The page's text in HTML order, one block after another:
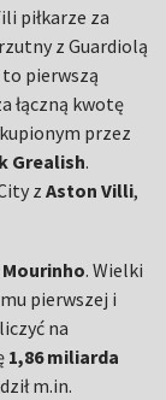
piłkarze za
z Guardiolą
to pierwszą
łączną kwotę
przez
Grealish.
zAston Villi,
. Wielki
pierwszej i
na
1,86 miliarda
m.in.